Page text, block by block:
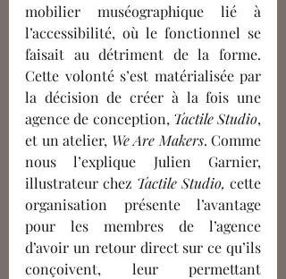
mobilier muséographique lié à
l’accessibilité, où le fonctionnel se
faisait au détriment de la forme.
Cette volonté s’est matérialisée par
la décision de créer à la fois une
agence de conception, Tactile Studio,
et un atelier, We Are Makers. Comme
nous l’explique Julien Garnier,
illustrateur chez Tactile Studio, cette
organisation présente l’avantage
pour les membres de l’agence
d’avoir un retour direct sur ce qu’ils
conçoivent, leur permettant